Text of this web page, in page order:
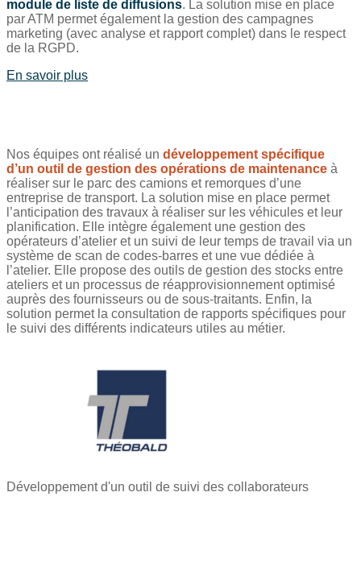
module de liste de diffusions. La solution mise en place
par ATM permet également la gestion des campagnes
marketing (avec analyse et rapport complet) dans le respect
de la RGPD.
En savoir plus
Nos équipes ont réalisé un développement spécifique
d’un outil de gestion des opérations de maintenance à
réaliser sur le parc des camions et remorques d’une
entreprise de transport. La solution mise en place permet
l’anticipation des travaux à réaliser sur les véhicules et leur
planification. Elle intègre également une gestion des
opérateurs d’atelier et un suivi de leur temps de travail via un
système de scan de codes-barres et une vue dédiée à
l’atelier. Elle propose des outils de gestion des stocks entre
ateliers et un processus de réapprovisionnement optimisé
auprès des fournisseurs ou de sous-traitants. Enfin, la
solution permet la consultation de rapports spécifiques pour
le suivi des différents indicateurs utiles au métier.
Développement d'un outil de suivi des collaborateurs